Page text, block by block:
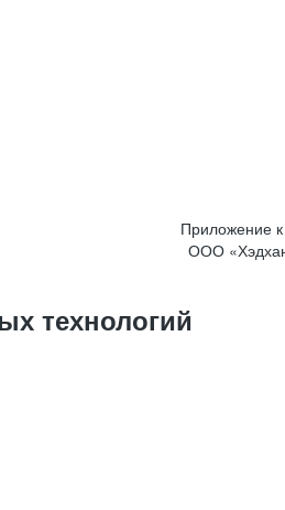
Приложение к
ООО
технологий